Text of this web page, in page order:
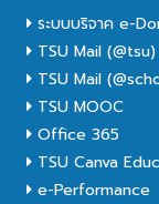
ระบบบริจาค e-
TSU Mail (@tsu)
TSU Mail
TSU MOOC
Office 365
TSU Canva
e-Performance